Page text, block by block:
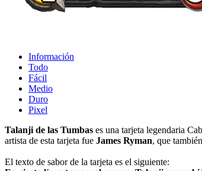
Información
Todo
Fácil
Medio
Duro
Pixel
Talanji de las Tumbas es una tarjeta legendaria
artista de esta tarjeta fue James Ryman, que
El texto de sabor de la tarjeta es el siguiente: